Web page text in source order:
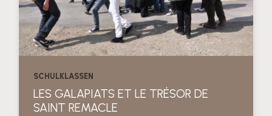
SCHULKLASSEN
LES GALAPIATS ET LE TRÉSOR DE
SAINT REMACLE